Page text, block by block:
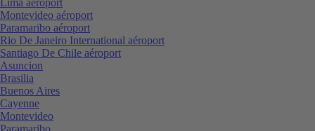
Montevideo aéroport
Paramaribo aéroport
Rio De Janeiro International aéroport
Santiago De Chile aéroport
Asuncion
Brasilia
Buenos Aires
Cayenne
Montevideo
Paramaribo